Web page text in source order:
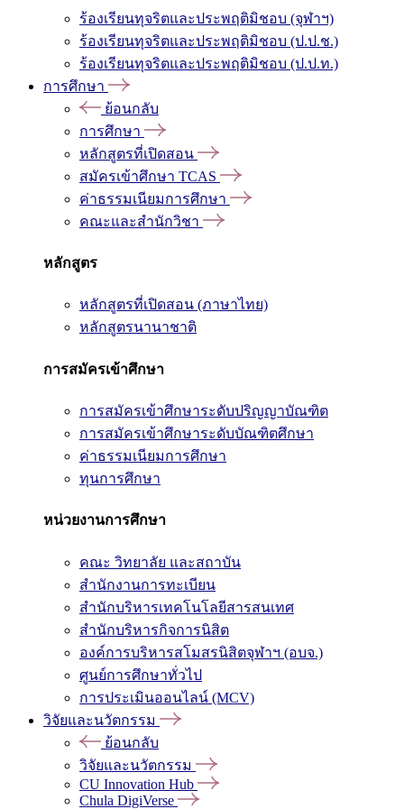
ร้องเรียนทุจริตและประพฤติมิชอบ (จุฬาฯ)
ร้องเรียนทุจริตและประพฤติมิชอบ (ป.ป.ช.)
ร้องเรียนทุจริตและประพฤติมิชอบ (ป.ป.ท.)
การศึกษา
ย้อนกลับ
การศึกษา
หลักสูตรที่เปิดสอน
สมัครเข้าศึกษา TCAS
ค่าธรรมเนียมการศึกษา
คณะและสำนักวิชา
หลักสูตร
หลักสูตรที่เปิดสอน (ภาษาไทย)
หลักสูตรนานาชาติ
การสมัครเข้าศึกษา
การสมัครเข้าศึกษาระดับปริญญาบัณฑิต
การสมัครเข้าศึกษาระดับบัณฑิตศึกษา
ค่าธรรมเนียมการศึกษา
ทุนการศึกษา
หน่วยงานการศึกษา
คณะ วิทยาลัย และสถาบัน
สำนักงานการทะเบียน
สำนักบริหารเทคโนโลยีสารสนเทศ
สำนักบริหารกิจการนิสิต
องค์การบริหารสโมสรนิสิตจุฬาฯ (อบจ.)
ศูนย์การศึกษาทั่วไป
การประเมินออนไลน์ (MCV)
วิจัยและนวัตกรรม
ย้อนกลับ
วิจัยและนวัตกรรม
CU Innovation Hub
Chula DigiVerse